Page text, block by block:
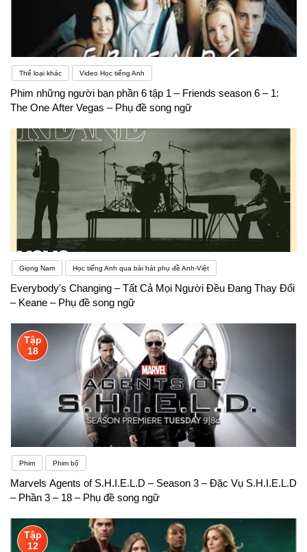
Thể loại khác Video Học tiếng Anh
Phim những người bạn phần 6 tập 1 – Friends season 6 – 1:
The One After Vegas – Phụ đề song ngữ
Giọng Nam Học tiếng Anh qua bài hát phụ đề Anh-Việt
Everybody's Changing – Tất Cả Mọi Người Đều Đang Thay Đổi
– Keane – Phụ đề song ngữ
Tập
18
Phim Phim bộ
Marvels Agents of S.H.I.E.L.D – Season 3 – Đặc Vụ S.H.I.E.L.D
– Phần 3 – 18 – Phụ đề song ngữ
Tập
12